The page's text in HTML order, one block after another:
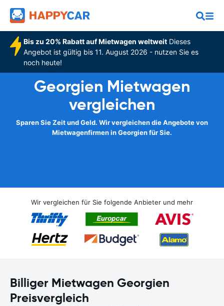
Bis zu 20% Rabatt auf Mietwagen weltweitDieses
Angebot ist gültig bis 11. August 2026 - nutzen Sie es
noch heute!
Georgien Mietwagen
vergleichen
Sparen Sie Zeit und Geld. Wir vergleichen die Angebote von
Mietwagenfirmen in Georgien für Sie.
Wir vergleichen für Sie folgende Anbieter und mehr
Billiger Mietwagen Georgien
Preisvergleich